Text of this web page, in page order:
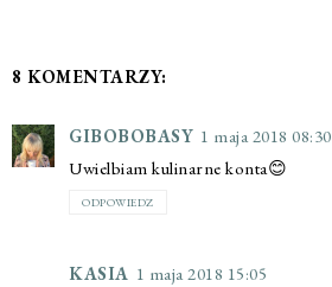
8 KOMENTARZY:
GIBOBOBASY 1 maja 2018 08:30
Uwielbiam kulinarne konta😊
ODPOWIEDZ
KASIA 1 maja 2018 15:05